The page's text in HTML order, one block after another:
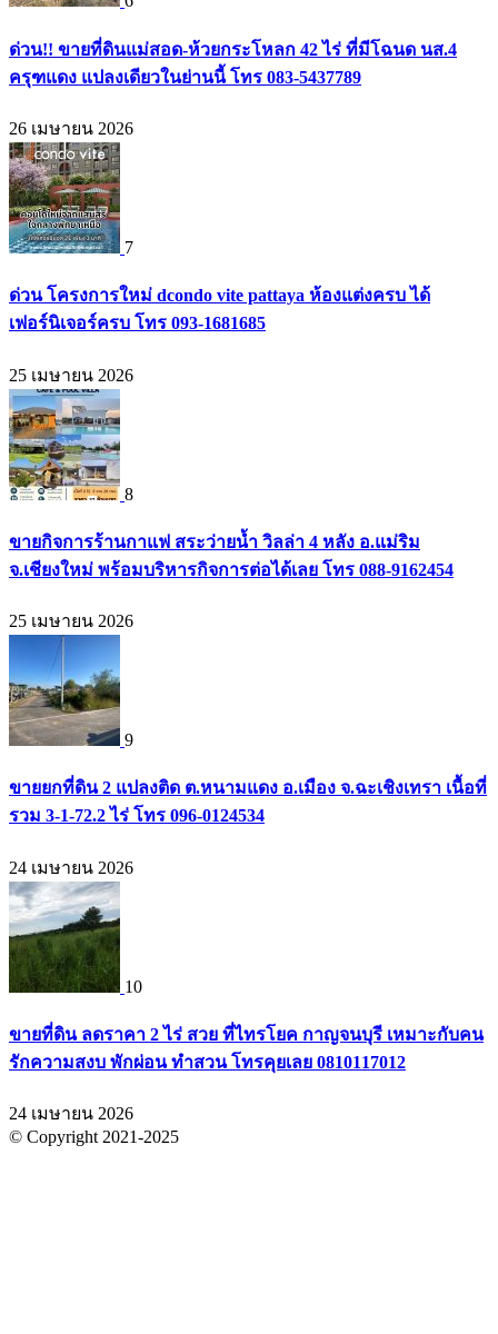
ด่วน!! ขายที่ดินแม่สอด-ห้วยกระโหลก 42 ไร่ ที่มีโฉนด นส.4
ครุฑแดง แปลงเดียวในย่านนี้ โทร 083-5437789
26 เมษายน 2026
7
ด่วน โครงการใหม่ dcondo vite pattaya ห้องแต่งครบ ได้
เฟอร์นิเจอร์ครบ โทร 093-1681685
25 เมษายน 2026
8
ขายกิจการร้านกาแฟ สระว่ายน้ำ วิลล่า 4 หลัง อ.แม่ริม
จ.เชียงใหม่ พร้อมบริหารกิจการต่อได้เลย โทร 088-9162454
25 เมษายน 2026
9
ขายยกที่ดิน 2 แปลงติด ต.หนามแดง อ.เมือง จ.ฉะเชิงเทรา เนื้อที่
รวม 3-1-72.2 ไร่ โทร 096-0124534
24 เมษายน 2026
10
ขายที่ดิน ลดราคา 2 ไร่ สวย ที่ไทรโยค กาญจนบุรี เหมาะกับคน
รักความสงบ พักผ่อน ทำสวน โทรคุยเลย 0810117012
24 เมษายน 2026
© Copyright 2021-2025